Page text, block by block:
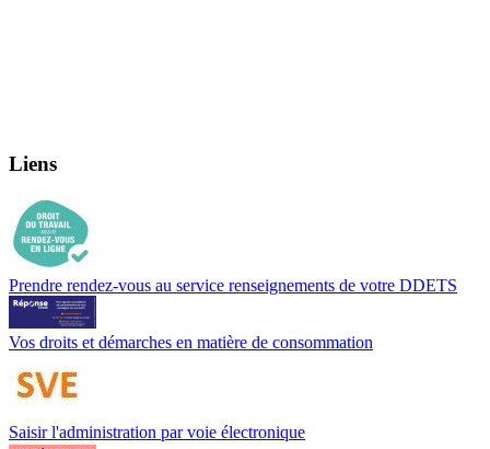
Liens
Prendre rendez-vous au service renseignements de votre DDETS
Vos droits et démarches en matière de consommation
Saisir l'administration par voie électronique